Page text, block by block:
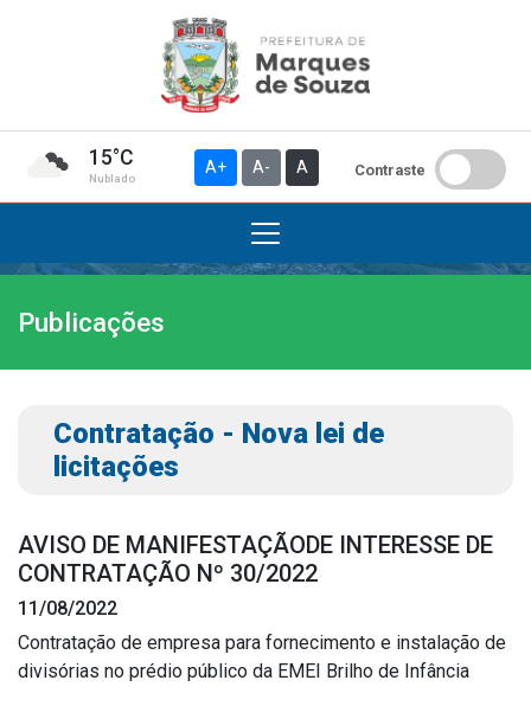
15°C
Nublado
A+ A- A Contraste
Institucional
A Prefeitura
Gabinete do Vice-prefeito
História do Município
Estrutura Organizacional
Secretarias
Publicações
Contratação - Nova lei de
licitações
AVISO DE MANIFESTAÇÃODE INTERESSE DE
CONTRATAÇÃO Nº 30/2022
11/08/2022
Contratação de empresa para fornecimento e instalação de
divisórias no prédio público da EMEI Brilho de Infância